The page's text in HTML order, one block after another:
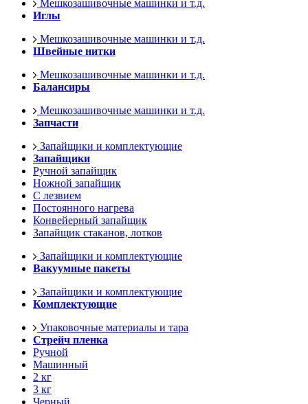
Мешкозашивочные машинки и т.д.
Иглы
Мешкозашивочные машинки и т.д.
Швейные нитки
Мешкозашивочные машинки и т.д.
Балансиры
Мешкозашивочные машинки и т.д.
Запчасти
Запайщики и комплектующие
Запайщики
Ручной запайщик
Ножной запайщик
С лезвием
Постоянного нагрева
Конвейерный запайщик
Запайщик стаканов, лотков
Запайщики и комплектующие
Вакуумные пакеты
Запайщики и комплектующие
Комплектующие
Упаковочные материалы и тара
Стрейч пленка
Ручной
Машинный
2 кг
3 кг
Черный